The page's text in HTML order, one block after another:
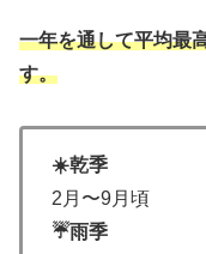
一年を通して平均最
す。
☀️乾季
2月〜9月頃
☔️雨季